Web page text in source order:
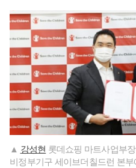
▲ 강성현 롯데쇼핑 마트사업부
비정부기구 세이브더칠드런 본